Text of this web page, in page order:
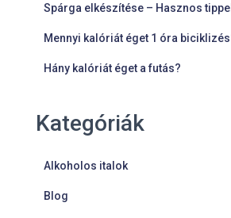
Spárga elkészítése – Hasznos
Mennyi kalóriát éget 1 óra
Hány kalóriát éget a futás?
Kategóriák
Alkoholos italok
Blog